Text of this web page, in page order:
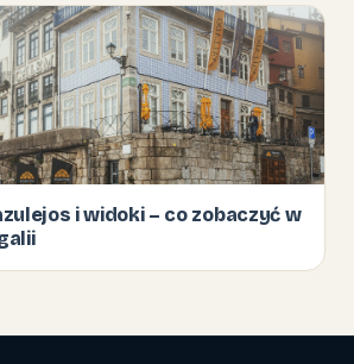
i widoki – co zobaczyć w